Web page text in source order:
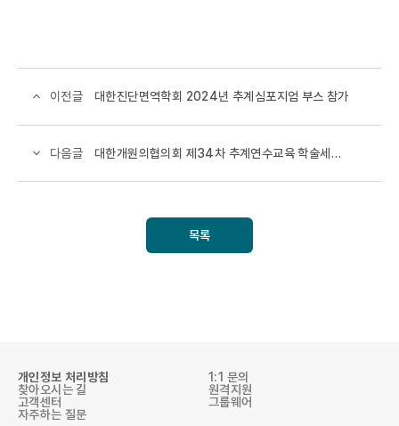
이전글 대한진단면역학회 2024년 추계심포지엄 부스 참가
다음글
대한개원의협의회 제34차 추계연수교육 학술세미
목록
개인정보 처리방침
찾아오시는 길
고객센터
자주하는 질문
1:1 문의
원격지원
그룹웨어